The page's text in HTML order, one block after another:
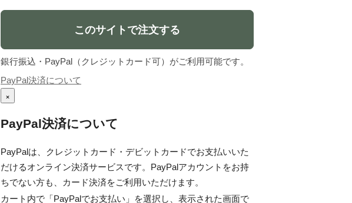
このサイトで注文する
銀行振込・PayPal（クレジットカード可）がご利用可能です。
PayPal決済について
×
PayPal決済について
PayPalは、クレジットカード・デビットカードでお支払いいた
だけるオンライン決済サービスです。PayPalアカウントをお持
ちでない方も、カード決済をご利用いただけます。
カート内で「PayPalでお支払い」を選択し、表示された画面で